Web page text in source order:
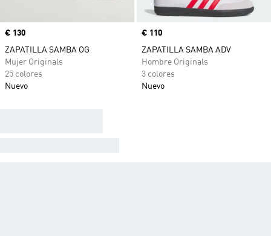
Precio
€ 130
ZAPATILLA SAMBA OG
Mujer Originals
25 colores
Nuevo
Precio
€ 110
ZAPATILLA SAMBA ADV
Hombre Originals
3 colores
Nuevo